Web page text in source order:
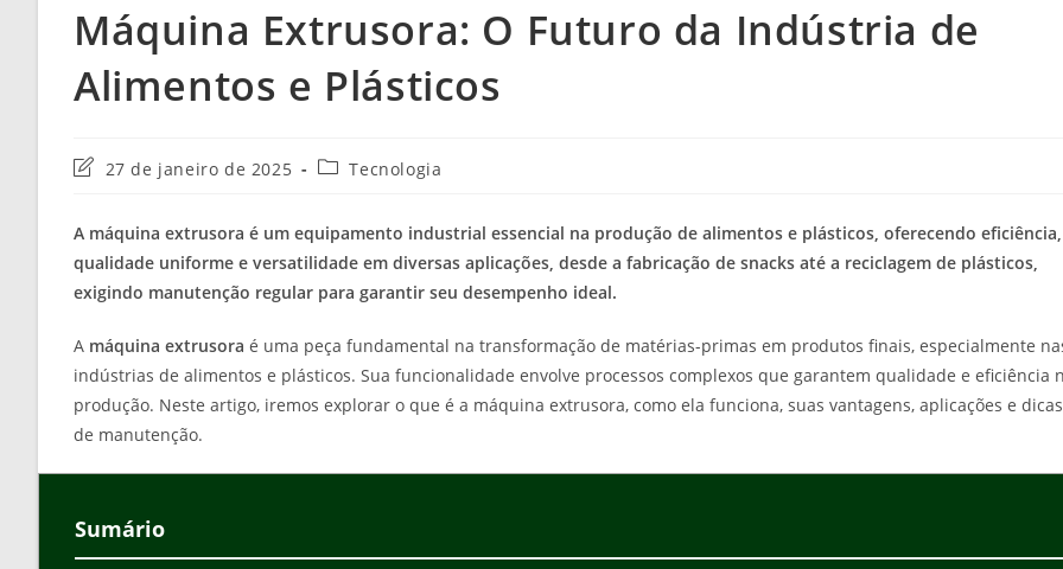
Máquina Extrusora: O Futuro da Indústria de
Alimentos e Plásticos
Última
post:
27 de janeiro de 2025
Categoria
Tecnologia
A máquina extrusora é um equipamento industrial essencial na produção de alimentos e plásticos, oferecendo eficiência,
qualidade uniforme e versatilidade em diversas aplicações, desde a fabricação de snacks até a reciclagem de plásticos,
exigindo manutenção regular para garantir seu desempenho ideal.
A máquina extrusora é uma peça fundamental na transformação de matérias-primas em produtos finais, especialmente
indústrias de alimentos e plásticos. Sua funcionalidade envolve processos complexos que garantem qualidade e eficiência
produção. Neste artigo, iremos explorar o que é a máquina extrusora, como ela funciona, suas vantagens, aplicações e dicas
de manutenção.
Sumário